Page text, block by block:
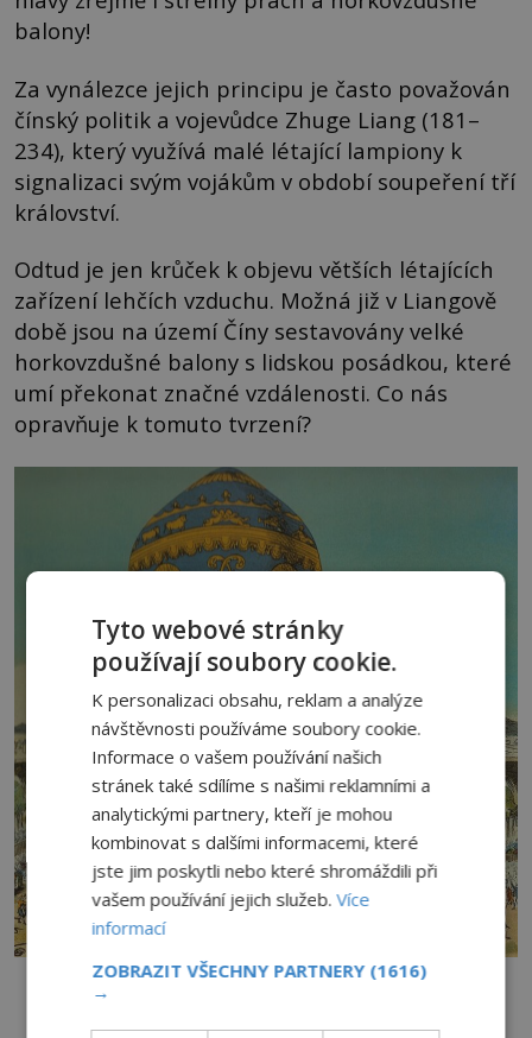
balony!
Za vynálezce jejich principu je často považován
čínský politik a vojevůdce Zhuge Liang (181–
234), který využívá malé létající lampiony k
signalizaci svým vojákům v období soupeření tří
království.
Odtud je jen krůček k objevu větších létajících
zařízení lehčích vzduchu. Možná již v Liangově
době jsou na území Číny sestavovány velké
horkovzdušné balony s lidskou posádkou, které
umí překonat značné vzdálenosti. Co nás
opravňuje k tomuto tvrzení?
Balon bratří Montgolfierů…
Tyto webové stránky
používají soubory cookie.
K personalizaci obsahu, reklam a analýze
návštěvnosti používáme soubory cookie.
Informace o vašem používání našich
stránek také sdílíme s našimi reklamními a
analytickými partnery, kteří je mohou
kombinovat s dalšími informacemi, které
jste jim poskytli nebo které shromáždili při
vašem používání jejich služeb.Více
informací
ZOBRAZIT VŠECHNY PARTNERY (1616)
→